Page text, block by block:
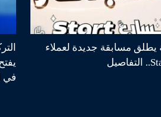
يطلق مسابقة جديدة لعملاء
في